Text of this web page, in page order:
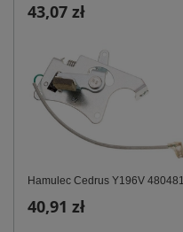
43,07 zł
Hamulec Cedrus Y196V 480481
40,91 zł